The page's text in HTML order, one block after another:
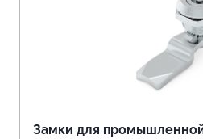
Замки для